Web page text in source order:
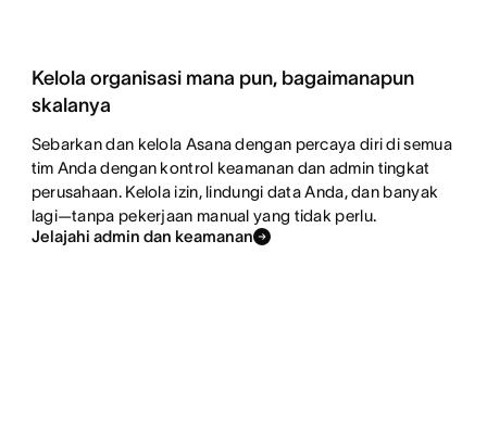
Kelola organisasi mana pun, bagaimanapun
skalanya
Sebarkan dan kelola Asana dengan percaya diri di semua
tim Anda dengan kontrol keamanan dan admin tingkat
perusahaan. Kelola izin, lindungi data Anda, dan banyak
lagi—tanpa pekerjaan manual yang tidak perlu.
Jelajahi admin dan keamanan